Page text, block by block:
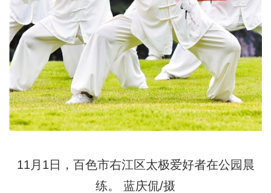
11月1日，百色市右江区太极爱好者在公园晨
练。 蓝庆侃/摄